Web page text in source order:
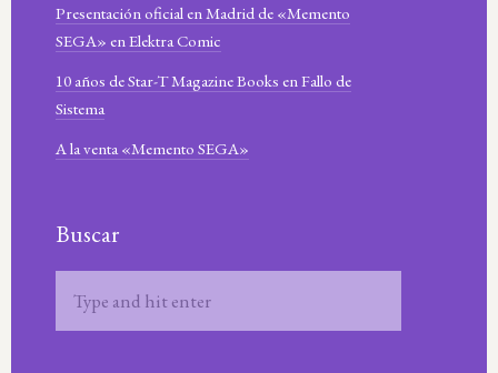
Presentación oficial en Madrid de «Memento
SEGA» en Elektra Comic
10 años de Star-T Magazine Books en Fallo de
Sistema
A la venta «Memento SEGA»
Buscar